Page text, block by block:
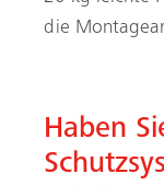
die
Haben